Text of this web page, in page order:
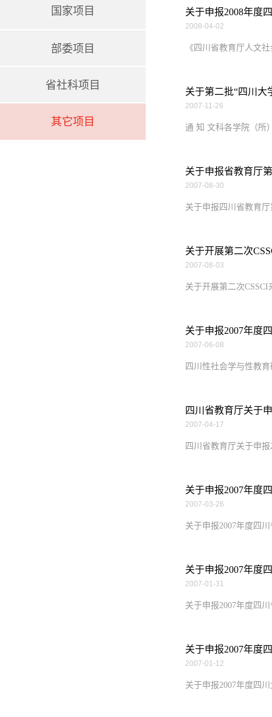
国家项目
部委项目
省社科项目
其它项目
关于申报2008年度
2008-04-02
《四川省教育厅人文
关于第二批“四川大
2007-11-26
通 知 文科各学院（所
关于申报省教育厅
2007-08-30
关于申报四川省教育
关于开展第二次
2007-08-03
关于开展第二次
关于申报2007年度
2007-06-08
四川性社会学与性教
四川省教育厅关于
2007-04-17
四川省教育厅关于申
关于申报2007年度
2007-03-26
关于申报2007年度四
关于申报2007年度
2007-01-31
关于申报2007年度四
关于申报2007年度
2007-01-12
关于申报2007年度四